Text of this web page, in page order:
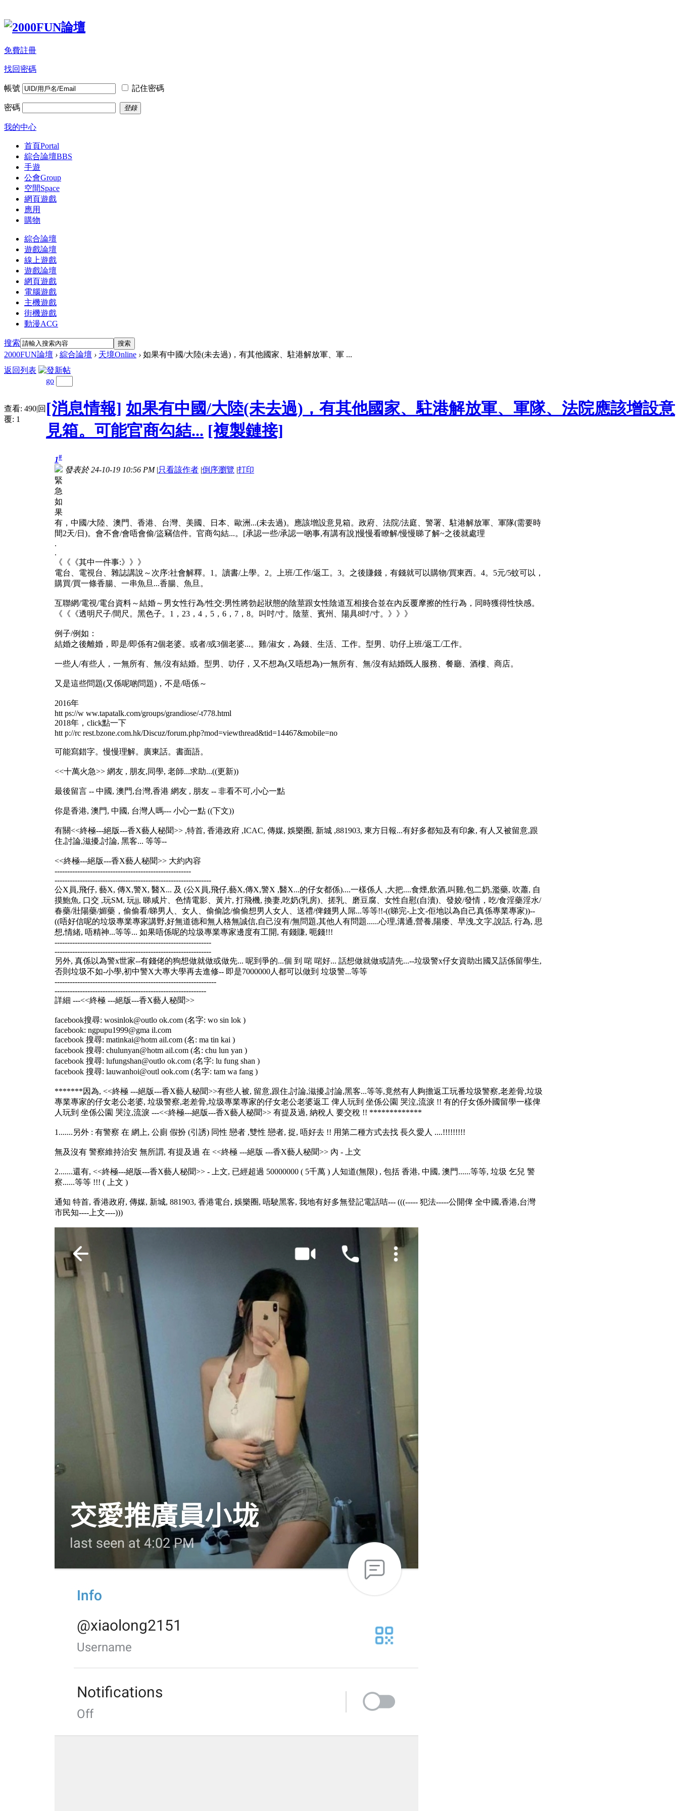
免費註冊
找回密碼
帳號 記住密碼
密碼 登錄
我的中心
首頁Portal
綜合論壇BBS
手遊
公會Group
空間Space
網頁遊戲
應用
購物
綜合論壇
遊戲論壇
線上遊戲
遊戲論壇
網頁遊戲
電腦遊戲
主機遊戲
街機遊戲
動漫ACG
搜索 搜索
2000FUN論壇 › 綜合論壇 › 天境Online › 如果有中國/大陸(未去過)，有其他國家、駐港解放軍、軍 ...
返回列表
查看: 490|回
覆: 1
go
[消息情報] 如果有中國/大陸(未去過)，有其他國家、駐港解放軍、軍隊、法院應該增設意
見箱。可能官商勾結... [複製鏈接]
1#
發表於 24-10-19 10:56 PM |只看該作者 |倒序瀏覽 |打印
緊
急
如
果
有，中國/大陸、澳門、香港、台灣、美國、日本、歐洲...(未去過)。應該增設意見箱。政府、法院/法庭、警署、駐港解放軍、軍隊(需要時
間2天/日)。會不會/會唔會偷/盜竊信件。官商勾結...。[承認一些/承認一啲事,有講有說]慢慢看瞭解/慢慢睇了解~之後就處理
.
.
《《《其中一件事:》》》
電台、電視台、雜誌講說～次序:社會解釋。1。讀書/上學。2。上班/工作/返工。3。之後賺錢，有錢就可以購物/買東西。4。5元/5蚊可以，
購買/買一條香腸、一串魚旦...香腸、魚旦。
互聯網/電視/電台資料～結婚～男女性行為/性交:男性將勃起狀態的陰莖跟女性陰道互相接合並在內反覆摩擦的性行為，同時獲得性快感。
《《《透明尺子/間尺。黑色子。1，23，4，5，6，7，8。叫吋/寸。陰莖、賓州、陽具8吋/寸。》》》
例子/例如：
結婚之後離婚，即是/即係有2個老婆。或者/或3個老婆...。雞/淑女，為錢、生活、工作。型男、叻仔上班/返工/工作。
一些人/有些人，一無所有、無/沒有結婚。型男、叻仔，又不想為(又唔想為)一無所有、無/沒有結婚既人服務、餐廳、酒樓、商店。
又是這些問題(又係呢啲問題)，不是/唔係～
2016年
htt ps://w ww.tapatalk.com/groups/grandiose/-t778.html
2018年，click點一下
htt p://rc rest.bzone.com.hk/Discuz/forum.php?mod=viewthread&tid=14467&mobile=no
可能寫錯字。慢慢理解。廣東話。書面語。
<<十萬火急>> 網友 , 朋友,同學, 老師...求助...((更新))
最後留言 -- 中國, 澳門,台灣,香港 網友 , 朋友 -- 非看不可,小心一點
你是香港, 澳門, 中國, 台灣人嗎--- 小心一點 ((下文))
有關<<終極---絕版---香X藝人秘聞>> ,特首, 香港政府 ,ICAC, 傳媒, 娛樂圈, 新城 ,881903, 東方日報...有好多都知及有印象, 有人又被留意,跟
住,討論,滋擾,討論, 黑客... 等等--
<<終極---絕版---香X藝人秘聞>> 大約內容
------------------------------------------------------
--------------------------------------------------------------
公X員,飛仔, 藝X, 傳X,警X, 醫X... 及 (公X員,飛仔,藝X,傳X,警X ,醫X...的仔女都係)....一樣係人 ,大把....食煙,飲酒,叫雞,包二奶,濫藥, 吹蕭, 自
摸鮑魚, 口交 ,玩SM, 玩jj, 睇咸片、色情電影、黃片, 打飛機, 換妻,吃奶(乳房)、搓乳、磨豆腐、女性自慰(自瀆)、發姣/發情，吃/食淫藥淫水/
春藥/壯陽藥/媚藥，偷偷看/睇男人、女人、偷偷諗/偷偷想男人女人、送禮/俾錢男人屌...等等!!-((睇完-上文-佢地以為自己真係專業專家))--
((唔好信呢的垃圾專業專家講野,好無道德和無人格無誠信,自己沒有/無問題,其他人有問題......心理,溝通,營養,陽痿、早洩,文字,說話, 行為, 思
想,情緒, 唔精神...等等... 如果唔係呢的垃圾專業專家邊度有工開, 有錢賺, 呃錢!!!
--------------------------------------------------------------
--------------------------------------------------------------
另外, 真係以為警x世家--有錢佬的狗想做就做或做先... 呢到爭的...個 到 啱 啱好... 話想做就做或請先...--垃圾警x仔女資助出國又話係留學生,
否則垃圾不如-小學,初中警X大專大學再去進修-- 即是7000000人都可以做到 垃圾警...等等
----------------------------------------------------------------
------------------------------------------------------------
詳細 ---<<終極 ---絕版---香X藝人秘聞>>
facebook搜尋: wosinlok@outlo ok.com (名字: wo sin lok )
facebook: ngpupu1999@gma il.com
facebook 搜尋: matinkai@hotm ail.com (名: ma tin kai )
facebook 搜尋: chulunyan@hotm ail.com (名: chu lun yan )
facebook 搜尋: lufungshan@outlo ok.com (名字: lu fung shan )
facebook 搜尋: lauwanhoi@outl ook.com (名字: tam wa fang )
*******因為, <<終極 ---絕版---香X藝人秘聞>>有些人被, 留意,跟住,討論,滋擾,討論,黑客...等等,竟然有人夠擔返工玩番垃圾警察,老差骨,垃圾
專業專家的仔女老公老婆, 垃圾警察,老差骨,垃圾專業專家的仔女老公老婆返工 俾人玩到 坐係公園 哭泣,流淚 !! 有的仔女係外國留學一樣俾
人玩到 坐係公園 哭泣,流淚 ---<<終極---絕版---香X藝人秘聞>> 有提及過, 納稅人 要交稅 !! *************
1.......另外 : 有警察 在 網上, 公廁 假扮 (引誘) 同性 戀者 ,雙性 戀者, 捉, 唔好去 !! 用第二種方式去找 長久愛人 ....!!!!!!!!!
無及沒有 警察維持治安 無所謂, 有提及過 在 <<終極 ---絕版 ---香X藝人秘聞>> 內 - 上文
2.......還有, <<終極---絕版---香X藝人秘聞>> - 上文, 已經超過 50000000 ( 5千萬 ) 人知道(無限) , 包括 香港, 中國, 澳門......等等, 垃圾 乞兒 警
察......等等 !!! ( 上文 )
通知 特首, 香港政府, 傳媒, 新城, 881903, 香港電台, 娛樂圈, 唔駛黑客, 我地有好多無登記電話咭--- (((----- 犯法-----公開俾 全中國,香港,台灣
市民知----上文----)))